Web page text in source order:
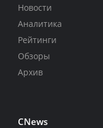
Новости
Аналитика
Рейтинги
Обзоры
Архив
CNews